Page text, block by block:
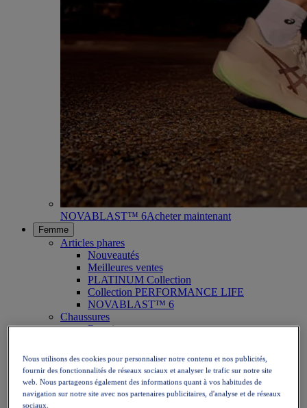
NOVABLAST™ 6Acheter maintenant
Femme
Articles phares
Nouveautés
Meilleures ventes
PLATINUM Collection
Collection PERFORMANCE LIFE
NOVABLAST™ 6
Chaussures
Running
Tennis
Volley
Handball
Padel
Nous utilisons des cookies pour personnaliser notre contenu et nos publicités,
fournir des fonctionnalités de réseaux sociaux et analyser le trafic sur notre site
web. Nous partageons également des informations quant à vos habitudes de
navigation sur notre site avec nos partenaires publicitaires, d'analyse et de réseaux
sociaux.